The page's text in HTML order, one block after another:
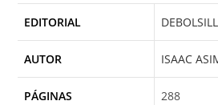
EDITORIAL
AUTOR ISAAC
PÁGINAS 288